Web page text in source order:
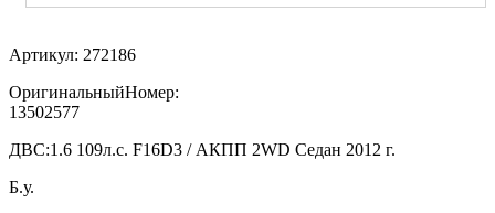
Артикул: 272186
ОригинальныйНомер:
13502577
ДВС:1.6 109л.с. F16D3 / АКПП 2WD Седан 2012 г.
Б.у.